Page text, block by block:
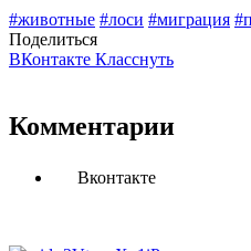
#животные #лоси #миграция
Поделиться
ВКонтакте Класснуть
Комментарии
Вконтакте